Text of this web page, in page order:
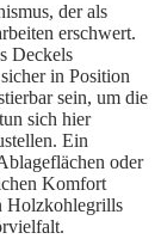
der als
erschwert.
Deckels
in Position
sein, um die
sich hier
Ein
oder
Komfort
Holzkohlegrills